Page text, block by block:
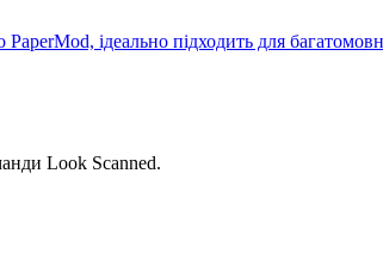
ідеально підходить для
Look Scanned.